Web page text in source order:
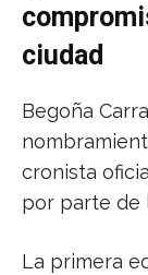
ciudad
Begoña
cronista
por parte de
La primera